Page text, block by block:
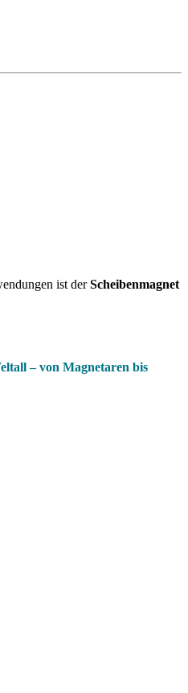
ist derScheibenmagnet
– von Magnetaren bis